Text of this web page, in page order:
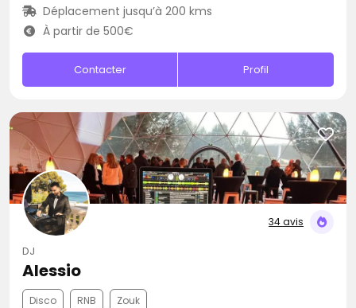
Déplacement jusqu’à 200 kms
À partir de 500€
Contacter Profil
34 avis
DJ
Alessio
Disco RNB Zouk